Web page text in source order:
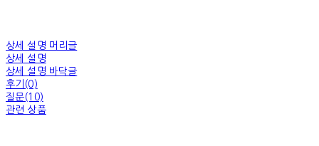
상세 설명 머리글
상세 설명
상세 설명 바닥글
후기(0)
질문(10)
관련 상품